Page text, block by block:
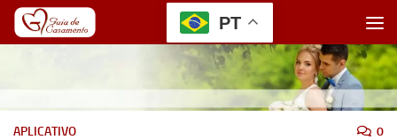
Skip to content
APLICATIVO 0
PT